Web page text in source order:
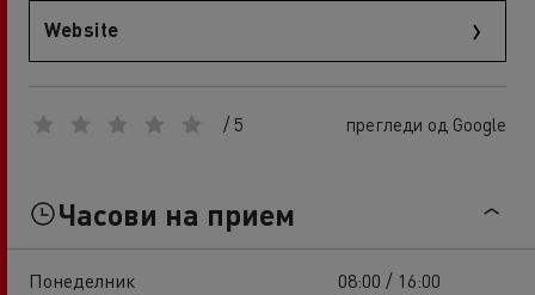
Website
/ 5 прегледи од Google
Часови на прием
Понеделник
08:00 / 16:00